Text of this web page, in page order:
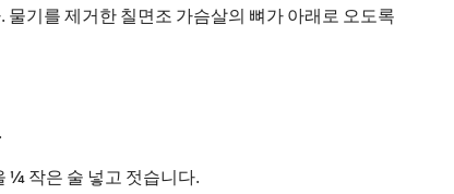
기를 제거한 칠면조 가슴살의 뼈가 아래로 오도록
¼ 작은 술 넣고 젓습니다.